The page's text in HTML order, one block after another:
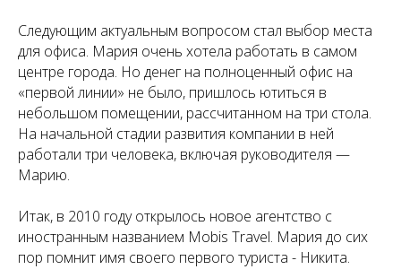
Следующим актуальным вопросом стал выбор места
для офиса. Мария очень хотела работать в самом
центре города. Но денег на полноценный офис на
«первой линии» не было, пришлось ютиться в
небольшом помещении, рассчитанном на три стола.
На начальной стадии развития компании в ней
работали три человека, включая руководителя —
Марию.
Итак, в 2010 году открылось новое агентство с
иностранным названием Mobis Travel. Мария до сих
пор помнит имя своего первого туриста - Никита.